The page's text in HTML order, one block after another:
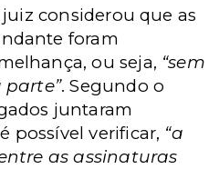
considerou que as
foram
ou seja, “sem
parte”. Segundo o
juntaram
possível verificar, “a
as assinaturas